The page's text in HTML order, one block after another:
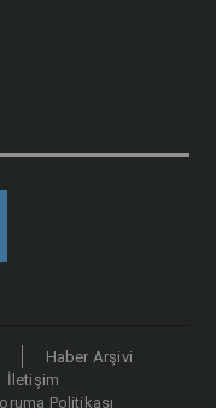
Haber Arşivi
İletişim
Politikası